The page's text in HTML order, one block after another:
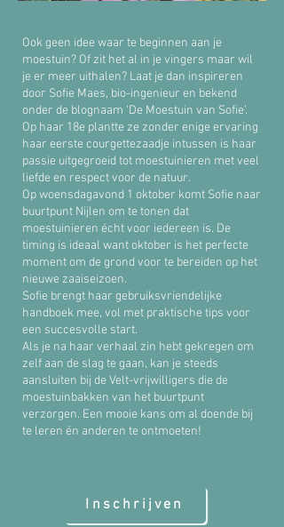
Ook geen idee waar te beginnen aan je
moestuin? Of zit het al in je vingers maar wil
je er meer uithalen? Laat je dan inspireren
door Sofie Maes, bio-ingenieur en bekend
onder de blognaam ‘De Moestuin van Sofie’.
Op haar 18e plantte ze zonder enige ervaring
haar eerste courgettezaadje intussen is haar
passie uitgegroeid tot moestuinieren met veel
liefde en respect voor de natuur.
Op woensdagavond 1 oktober komt Sofie naar
buurtpunt Nijlen om te tonen dat
moestuinieren écht voor iedereen is. De
timing is ideaal want oktober is het perfecte
moment om de grond voor te bereiden op het
nieuwe zaaiseizoen.
Sofie brengt haar gebruiksvriendelijke
handboek mee, vol met praktische tips voor
een succesvolle start.
Als je na haar verhaal zin hebt gekregen om
zelf aan de slag te gaan, kan je steeds
aansluiten bij de Velt-vrijwilligers die de
moestuinbakken van het buurtpunt
verzorgen. Een mooie kans om al doende bij
te leren én anderen te ontmoeten!
Inschrijven